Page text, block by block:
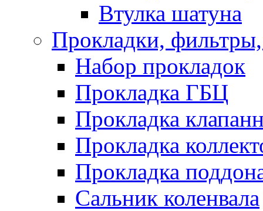
Втулка шатуна
Прокладки,
Набор прокладок
Прокладка ГБЦ
Прокладка
Прокладка
Прокладка
Сальник коленвала